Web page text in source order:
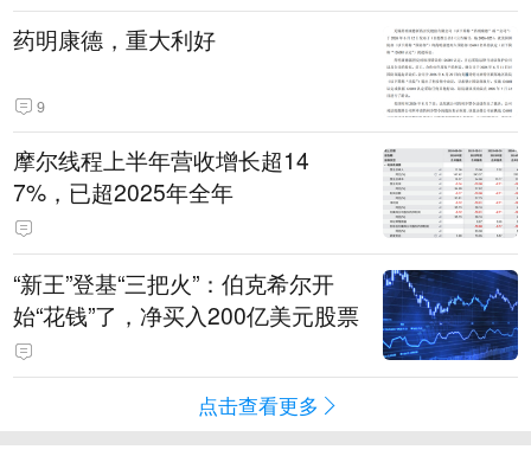
药明康德，重大利好
9
摩尔线程上半年营收增长超14
7%，已超2025年全年
“新王”登基“三把火”：伯克希尔开
始“花钱”了，净买入200亿美元股票
点击查看更多